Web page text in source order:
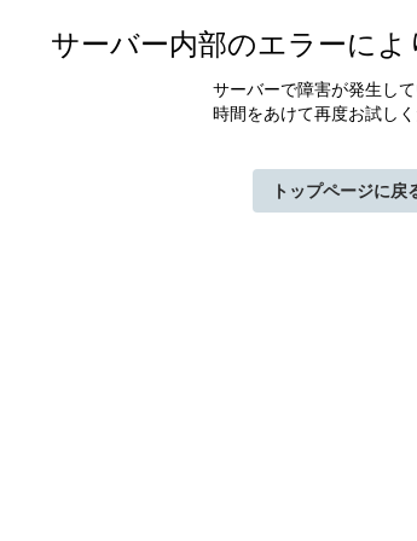
サーバー内部のエラーに
サーバーで障害が発生して
時間をあけて再度お試しく
トップページに戻